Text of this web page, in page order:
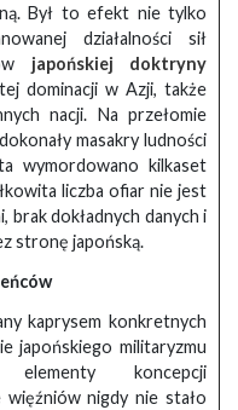
Był to efekt nie tylko
działalności sił
japońskiej doktryny
dominacji w Azji, także
nacji. Na przełomie
masakry ludności
wymordowano kilkaset
liczba ofiar nie jest
brak dokładnych danych i
stronę japońską.
kaprysem konkretnych
japońskiego militaryzmu
koncepcji
więźniów nigdy nie stało